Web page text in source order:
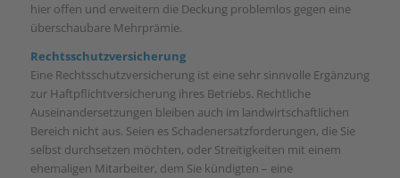
hier offen und erweitern die Deckung problemlos gegen eine
überschaubare Mehrprämie.
Rechtsschutzversicherung
Eine Rechtsschutzversicherung ist eine sehr sinnvolle Ergänzung
zur Haftpflichtversicherung ihres Betriebs. Rechtliche
Auseinandersetzungen bleiben auch im landwirtschaftlichen
Bereich nicht aus. Seien es Schadenersatzforderungen, die Sie
selbst durchsetzen möchten, oder Streitigkeiten mit einem
ehemaligen Mitarbeiter, dem Sie kündigten – eine